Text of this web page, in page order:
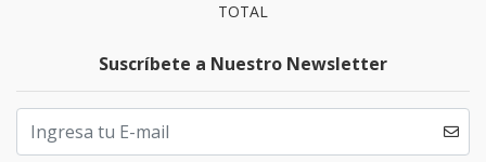
TOTAL
Suscríbete a Nuestro Newsletter